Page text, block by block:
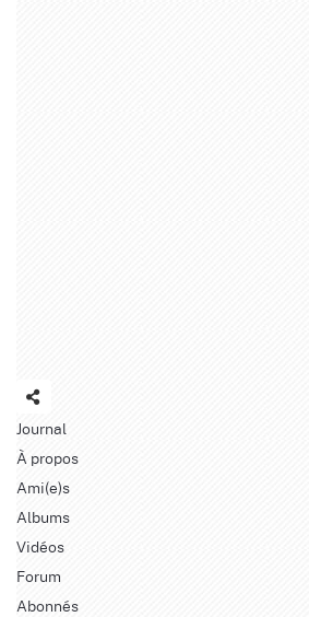
Journal
À propos
Ami(e)s
Albums
Vidéos
Forum
Abonnés